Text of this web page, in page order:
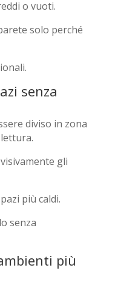
o vuoti.
solo perché
senza
diviso in zona
gli
più caldi.
senza
più